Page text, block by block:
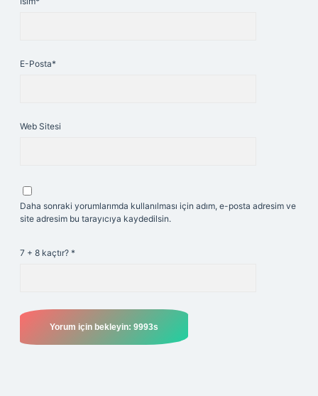
E-Posta*
Web Sitesi
Daha sonraki yorumlarımda kullanılması için adım, e-posta adresim ve
site adresim bu tarayıcıya kaydedilsin.
7 + 8 kaçtır? *